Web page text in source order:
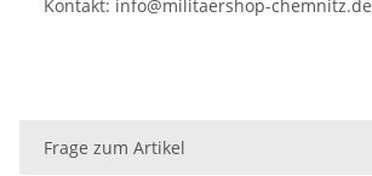
Kontakt: info@militaershop-chemnitz.de
Frage zum Artikel